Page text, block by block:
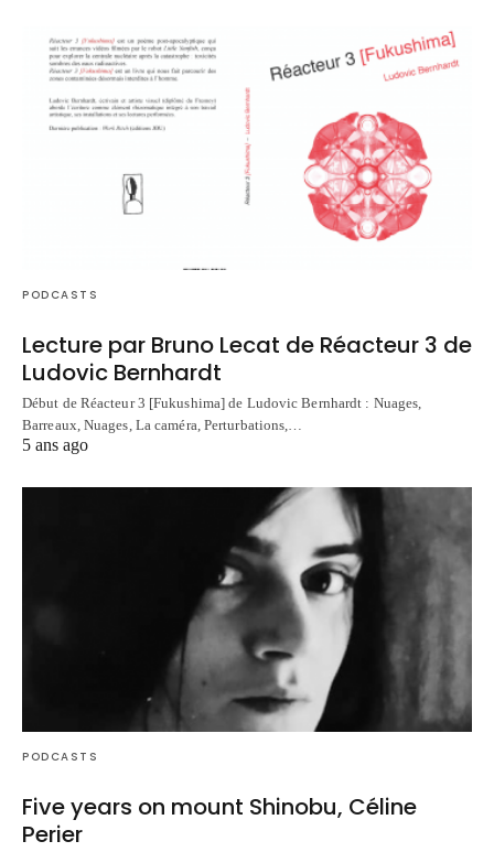
PODCASTS
Lecture par Bruno Lecat de Réacteur 3 de
Ludovic Bernhardt
Début de Réacteur 3 [Fukushima] de Ludovic Bernhardt : Nuages,
Barreaux, Nuages, La caméra, Perturbations,…
5 ans ago
PODCASTS
Five years on mount Shinobu, Céline
Perier